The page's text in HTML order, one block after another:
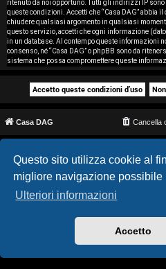
Questo sito utilizza cookie al
migliore navigazione possibile
Ulteriori informazioni
Accetto
e
n
z
i
s
p
o
t
ritenuto da noi opportuno. Tutti gli indirizzi IP
queste condizioni. Accetti che “Casa DAG” abbia
chiudere qualsiasi argomento in qualsiasi
questo servizio, accetti che ogni informazione
in un database. Al contempo queste informazioni
consenso, né “Casa DAG” o phpBB sono da
sistema che possa compromettere queste
Casa DAG Cancella